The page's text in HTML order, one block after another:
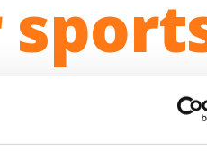
experience. The